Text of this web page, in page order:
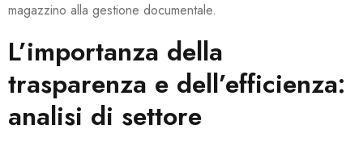
magazzino alla gestione documentale.
L’importanza della
trasparenza e dell’efficienza:
analisi di settore